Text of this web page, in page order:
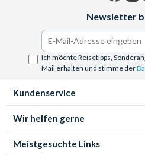
Newsletter
Ich möchte Reisetipps,
Mail erhalten und stimme der
Kundenservice
Wir helfen gerne
Meistgesuchte Links